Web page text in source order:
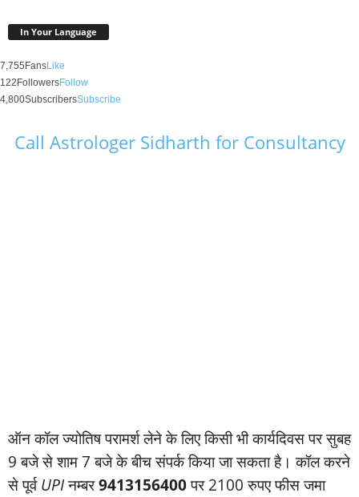
In Your Language
7,755 FansLike
122 FollowersFollow
4,800SubscribersSubscribe
Call Astrologer Sidharth for Consultancy
ऑन कॉल ज्‍योतिष परामर्श लेने के लिए किसी भी कार्यदिवस पर सुबह
9 बजे से शाम 7 बजे के बीच संपर्क किया जा सकता है। कॉल करने
से पूर्वUPIनम्‍बर9413156400पर 2100 रुपए फीस जमा